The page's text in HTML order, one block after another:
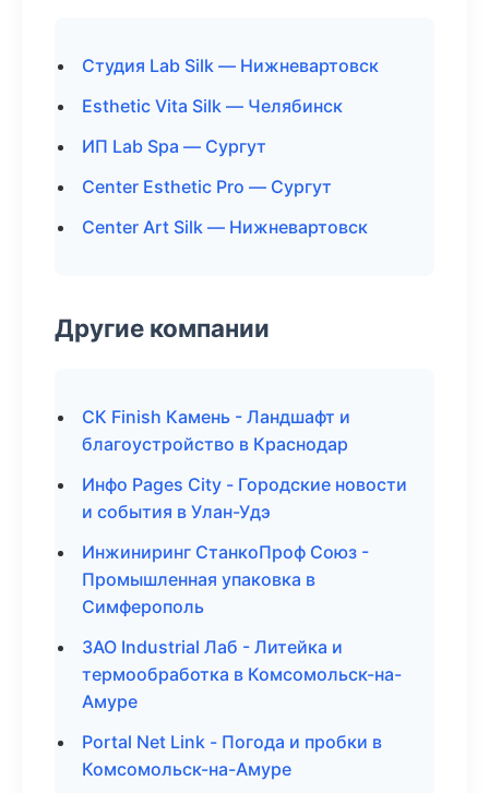
Студия Lab Silk — Нижневартовск
Esthetic Vita Silk — Челябинск
ИП Lab Spa — Сургут
Center Esthetic Pro — Сургут
Center Art Silk — Нижневартовск
Другие компании
СК Finish Камень - Ландшафт и
благоустройство в Краснодар
Инфо Pages City - Городские новости
и события в Улан-Удэ
Инжиниринг СтанкоПроф Союз -
Промышленная упаковка в
Симферополь
ЗАО Industrial Лаб - Литейка и
термообработка в Комсомольск-на-
Амуре
Portal Net Link - Погода и пробки в
Комсомольск-на-Амуре